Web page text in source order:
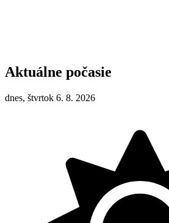
Aktuálne počasie
dnes, štvrtok 6. 8. 2026